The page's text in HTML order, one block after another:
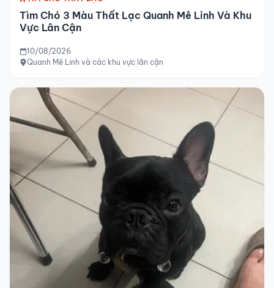
Tìm Chó 3 Màu Thất Lạc Quanh Mê Linh Và Khu
Vực Lân Cận
10/08/2026
Quanh Mê Linh và các khu vực lân cận